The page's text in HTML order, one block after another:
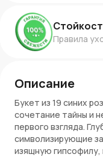
Правила
Описание
Букет из 19 синих
сочетание тайны и
первого взгляда.
символизирующие
изящную гипсофилу,